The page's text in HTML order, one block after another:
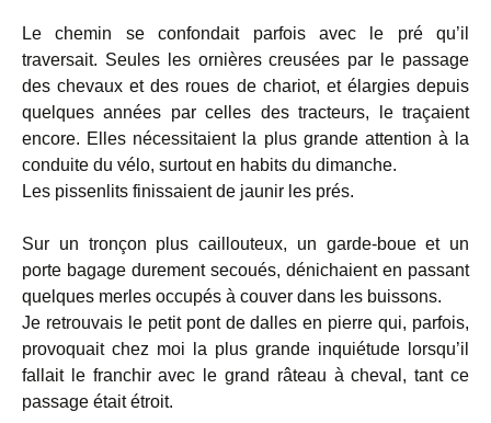
Le chemin se confondait parfois avec le pré qu’il
traversait. Seules les ornières creusées par le passage
des chevaux et des roues de chariot, et élargies depuis
quelques années par celles des tracteurs, le traçaient
encore. Elles nécessitaient la plus grande attention à la
conduite du vélo, surtout en habits du dimanche.
Les pissenlits finissaient de jaunir les prés.
Sur un tronçon plus caillouteux, un garde-boue et un
porte bagage durement secoués, dénichaient en passant
quelques merles occupés à couver dans les buissons.
Je retrouvais le petit pont de dalles en pierre qui, parfois,
provoquait chez moi la plus grande inquiétude lorsqu’il
fallait le franchir avec le grand râteau à cheval, tant ce
passage était étroit.